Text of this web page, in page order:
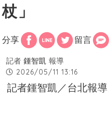
杖」
分享 留言
記者 鍾智凱 報導
2026/05/11 13:16
記者鍾智凱／台北報導